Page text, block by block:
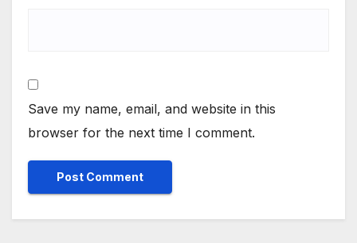
Save my name, email, and website in this
browser for the next time I comment.